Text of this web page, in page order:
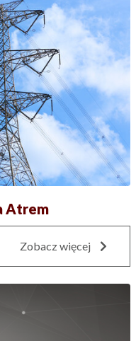
Atrem
Zobacz więcej